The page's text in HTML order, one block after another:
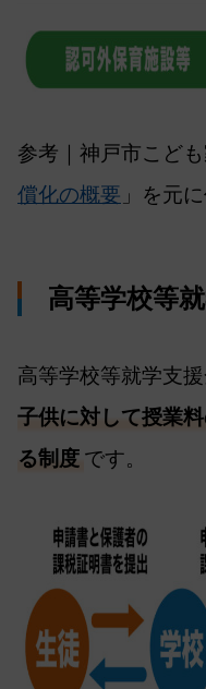
参考｜神戸市こども
償化の概要 」を元
高等学校等
高等学校等就学支援
子供に対して授業
る制度 です。